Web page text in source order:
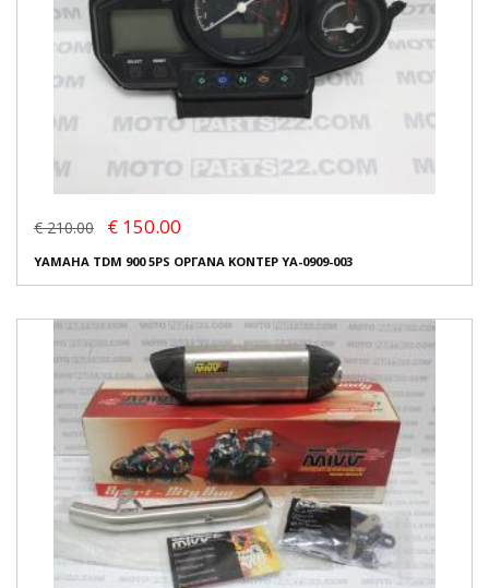
€ 210.00 € 150.00
YAMAHA TDM 900 5PS ΟΡΓΑΝΑ ΚΟΝΤΕΡ YA-0909-003